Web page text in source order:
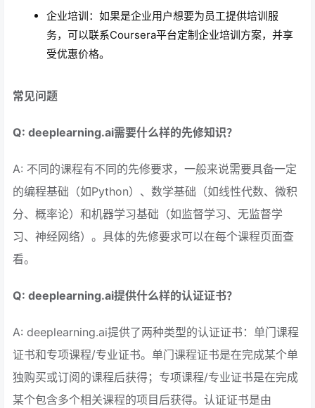
企业培训：如果是企业用户想要为员工提供培训服
务，可以联系Coursera平台定制企业培训方案，并享
受优惠价格。
常见问题
Q: deeplearning.ai需要什么样的先修知识？
A: 不同的课程有不同的先修要求，一般来说需要具备一定
的编程基础（如Python）、数学基础（如线性代数、微积
分、概率论）和机器学习基础（如监督学习、无监督学
习、神经网络）。具体的先修要求可以在每个课程页面查
看。
Q: deeplearning.ai提供什么样的认证证书？
A: deeplearning.ai提供了两种类型的认证证书：单门课程
证书和专项课程/专业证书。单门课程证书是在完成某个单
独购买或订阅的课程后获得；专项课程/专业证书是在完成
某个包含多个相关课程的项目后获得。认证证书是由